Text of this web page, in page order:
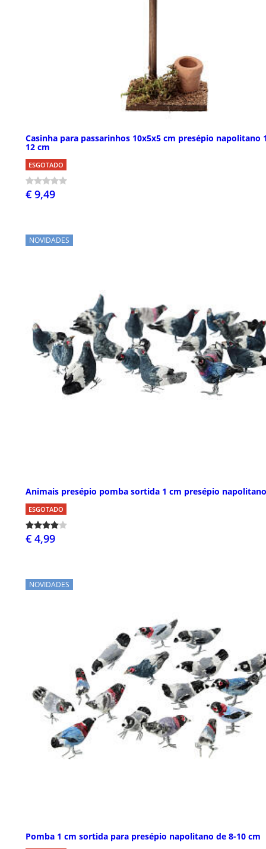
Casinha para passarinhos 10x5x5 cm presépio napolitano
12 cm
ESGOTADO
€ 9,49
NOVIDADES
Animais presépio pomba sortida 1 cm presépio napolitano
ESGOTADO
€ 4,99
NOVIDADES
Pomba 1 cm sortida para presépio napolitano de 8-10 cm